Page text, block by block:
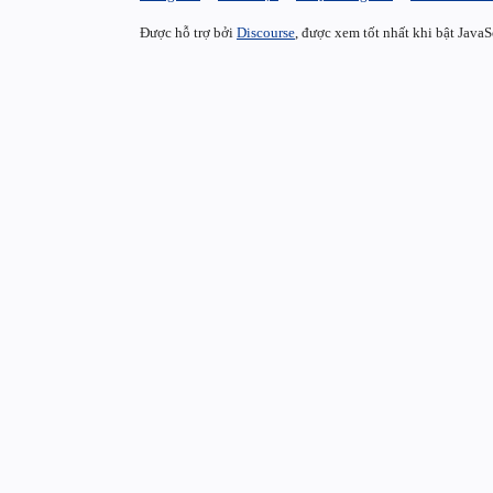
Được hỗ trợ bởi Discourse, được xem tốt nhất khi bật